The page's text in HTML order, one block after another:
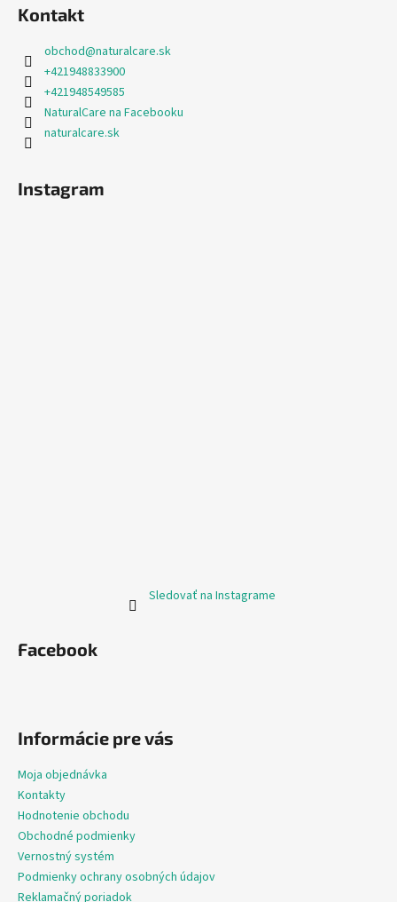
Kontakt
obchod@naturalcare.sk
+421948833900
+421948549585
NaturalCare na Facebooku
naturalcare.sk
Instagram
Sledovať na Instagrame
Facebook
Informácie pre vás
Moja objednávka
Kontakty
Hodnotenie obchodu
Obchodné podmienky
Vernostný systém
Podmienky ochrany osobných údajov
Reklamačný poriadok